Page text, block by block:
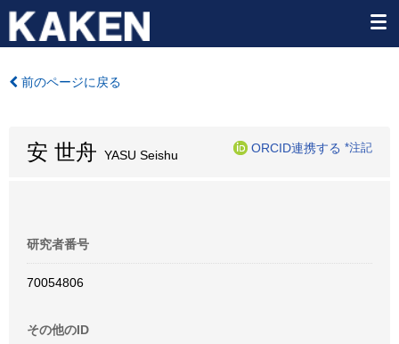
前のページに戻る
安 世舟 YASU Seishu
ORCID連携する *注記
研究者番号
70054806
その他のID